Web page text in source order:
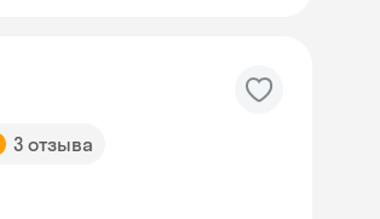
3 отзыва